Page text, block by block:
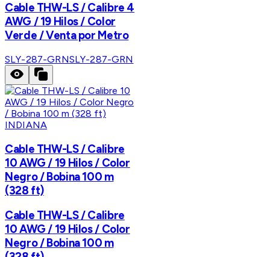
Cable THW-LS / Calibre 4
AWG / 19 Hilos / Color
Verde / Venta por Metro
SLY-287-GRNSLY-287-GRN
INDIANA
Cable THW-LS / Calibre
10 AWG / 19 Hilos / Color
Negro / Bobina 100 m
(328 ft)
Cable THW-LS / Calibre
10 AWG / 19 Hilos / Color
Negro / Bobina 100 m